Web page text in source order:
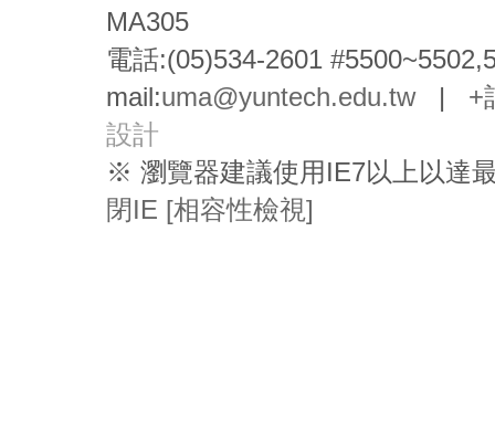
MA305
電話:(05)534-2601
mail:uma@yuntech.edu.tw| +
設計
※ 瀏覽器建議使用IE7以上以達
閉IE [相容性檢視]